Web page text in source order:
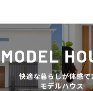
MODEL
快適な暮らしが体感で
モデルハウス